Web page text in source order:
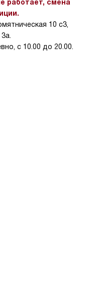
работает, смена
10 с3,
с 10.00 до 20.00.